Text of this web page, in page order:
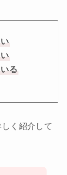
る
く紹介して